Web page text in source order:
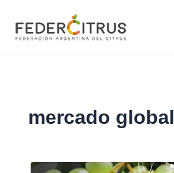
contenido
mercado global